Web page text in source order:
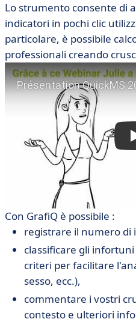
Lo strumento consente di
indicatori in pochi clic
particolare, è possibile
professionali creando
Con GrafiQ è possibile :
registrare il numero di
classificare gli
criteri per facilitare
sesso, ecc.),
commentare i vostri
contesto e ulteriori